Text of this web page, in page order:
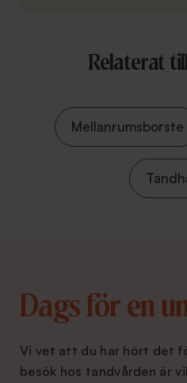
Relaterat
Mellanrumsborste
Dags för en
Vi vet att du har hört det
besök hos tandvården är